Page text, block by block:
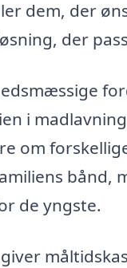
dem, der
der
i
om
bånd,
de yngste.